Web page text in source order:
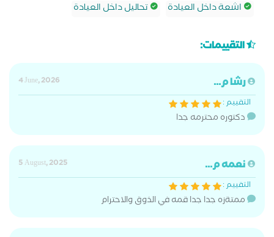
اشعة داخل العيادة
تحاليل داخل العيادة
التقييمات:
رشا م...
4 June, 2026
التقييم :
دكتوره محترمه جدا
نعمه م...
5 August, 2025
التقييم :
ممتةزه جدا جدا قمه في الذوق والاحترام